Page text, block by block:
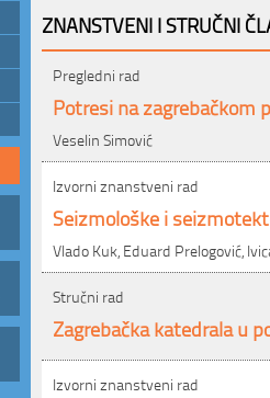
ZNANSTVENI I STRUČNI
Pregledni rad
Potresi na zagrebačkom
Veselin Simović
Izvorni znanstveni rad
Seizmološke i
Vlado Kuk, Eduard Prelogović,
Stručni rad
Zagrebačka katedrala u
Izvorni znanstveni rad